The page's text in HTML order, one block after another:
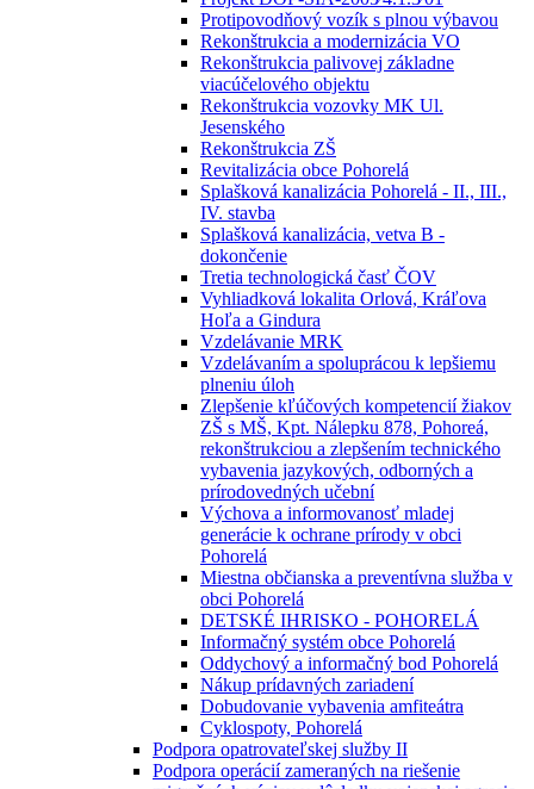
Protipovodňový vozík s plnou výbavou
Rekonštrukcia a modernizácia VO
Rekonštrukcia palivovej základne
viacúčelového objektu
Rekonštrukcia vozovky MK Ul.
Jesenského
Rekonštrukcia ZŠ
Revitalizácia obce Pohorelá
Splašková kanalizácia Pohorelá - II., III.,
IV. stavba
Splašková kanalizácia, vetva B -
dokončenie
Tretia technologická časť ČOV
Vyhliadková lokalita Orlová, Kráľova
Hoľa a Gindura
Vzdelávanie MRK
Vzdelávaním a spoluprácou k lepšiemu
plneniu úloh
Zlepšenie kľúčových kompetencií žiakov
ZŠ s MŠ, Kpt. Nálepku 878, Pohoreá,
rekonštrukciou a zlepšením technického
vybavenia jazykových, odborných a
prírodovedných učební
Výchova a informovanosť mladej
generácie k ochrane prírody v obci
Pohorelá
Miestna občianska a preventívna služba v
obci Pohorelá
DETSKÉ IHRISKO - POHORELÁ
Informačný systém obce Pohorelá
Oddychový a informačný bod Pohorelá
Nákup prídavných zariadení
Dobudovanie vybavenia amfiteátra
Cyklospoty, Pohorelá
Podpora opatrovateľskej služby II
Podpora operácií zameraných na riešenie